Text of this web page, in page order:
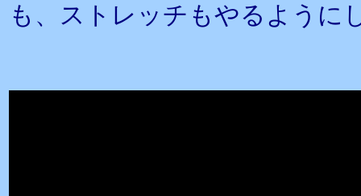
も、ストレッチもやるように